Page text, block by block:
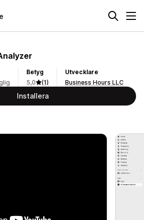
Betyg
5,0
(1)
Utvecklare
Business Hours LLC
Installera